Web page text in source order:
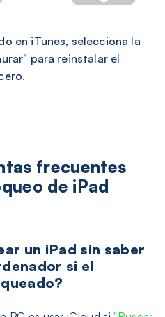
en iTunes, selecciona la
para reinstalar el
frecuentes
de iPad
un iPad sin saber
si el